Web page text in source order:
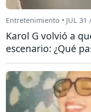
Entretenimiento • JUL 31
Karol G volvió a
escenario: ¿Qué